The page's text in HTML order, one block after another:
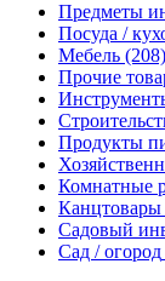
Предметы
Посуда /
Мебель (208)
Прочие
Продукты
Комнатные
Канцтовары
Садовый
Сад / огород